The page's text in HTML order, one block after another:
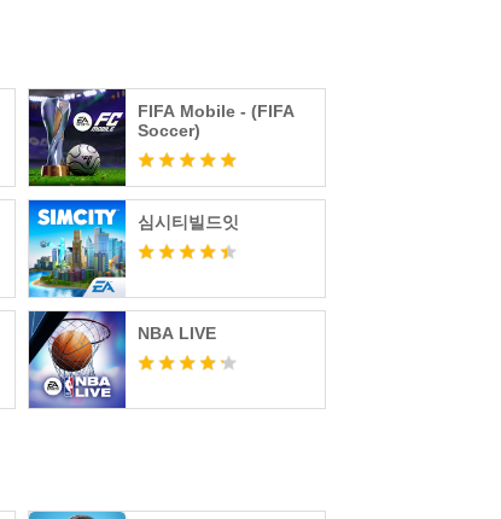
FIFA Mobile - (FIFA
Soccer)
심시티빌드잇
NBA LIVE